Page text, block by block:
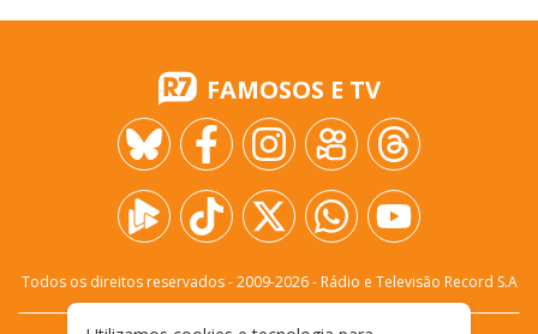
FAMOSOS E TV
Todos os direitos reservados - 2009-2026- Rádio e Televisão Record S.A